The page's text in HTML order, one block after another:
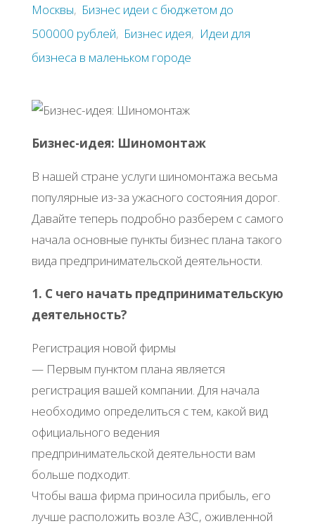
Москвы, Бизнес идеи с бюджетом до
500000 рублей, Бизнес идея, Идеи для
бизнеса в маленьком городе
Бизнес-идея: Шиномонтаж
В нашей стране услуги шиномонтажа весьма
популярные из-за ужасного состояния дорог.
Давайте теперь подробно разберем с самого
начала основные пункты бизнес плана такого
вида предпринимательской деятельности.
1. С чего начать предпринимательскую
деятельность?
Регистрация новой фирмы
— Первым пунктом плана является
регистрация вашей компании. Для начала
необходимо определиться с тем, какой вид
официального ведения
предпринимательской деятельности вам
больше подходит.
Чтобы ваша фирма приносила прибыль, его
лучше расположить возле АЗС, оживленной